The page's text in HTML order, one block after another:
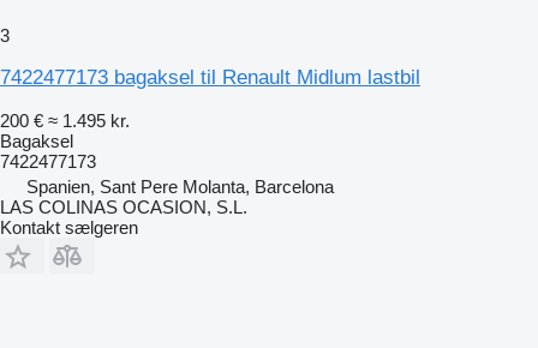
3
7422477173 bagaksel til Renault Midlum lastbil
200 € ≈ 1.495 kr.
Bagaksel
7422477173
Spanien, Sant Pere Molanta, Barcelona
LAS COLINAS OCASION, S.L.
Kontakt sælgeren